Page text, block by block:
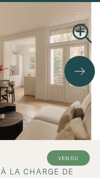
vendu
LA CHARGE DE